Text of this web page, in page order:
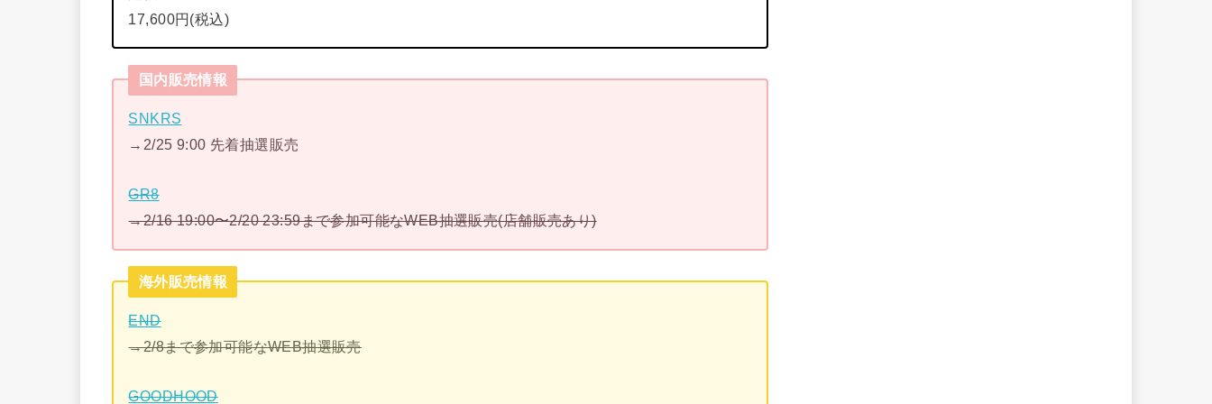
17,600円(税込)
国内販売情報
SNKRS
→2/25 9:00 先着抽選販売
GR8
→2/16 19:00〜2/20 23:59まで参加可能なWEB抽選販売(店舗販売あり)
海外販売情報
END
→2/8まで参加可能なWEB抽選販売
GOODHOOD